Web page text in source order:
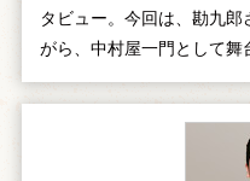
タビュー。今回は、勘九
がら、中村屋一門として舞